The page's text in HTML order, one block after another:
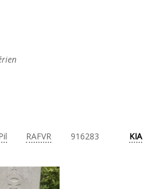
RAFVR 916283 KIA